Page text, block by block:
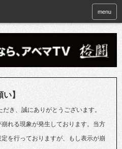
menu
】
き、誠にありがとうございます。
れる現象が発生しております。当方
を行っておりますが、もし表示が崩